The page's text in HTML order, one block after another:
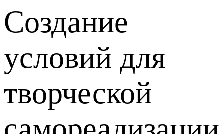
Создание
условий для
творческой